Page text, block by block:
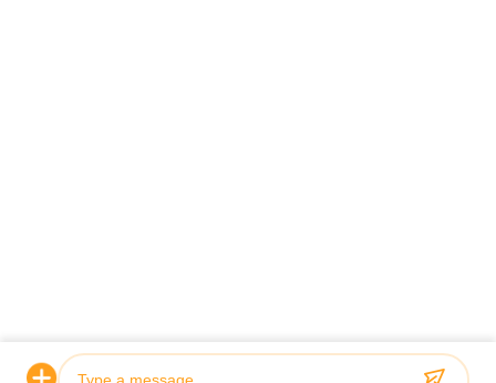
© 2026 Guoyue Hydraulic Equipment Manufacturing (jiangsu) Co., Ltd. All